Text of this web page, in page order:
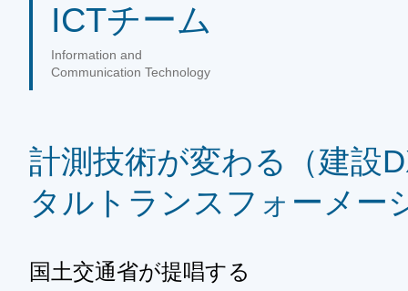
ICTチーム
Information and
Communication Technology
計測技術が変わる（建設
タルトランスフォーメー
国土交通省が提唱する